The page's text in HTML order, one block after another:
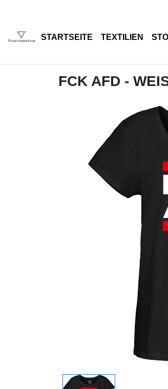
STARTSEITE TEXTILIEN
FCK AFD -